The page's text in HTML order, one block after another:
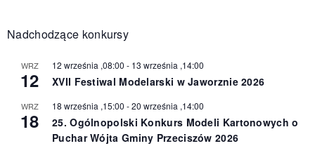
Nadchodzące konkursy
WRZ
12
12 września ,08:00 - 13 września ,14:00
XVII Festiwal Modelarski w Jaworznie 2026
WRZ
18
18 września ,15:00 -20 września ,14:00
25. Ogólnopolski Konkurs Modeli Kartonowych o
Puchar Wójta Gminy Przeciszów 2026